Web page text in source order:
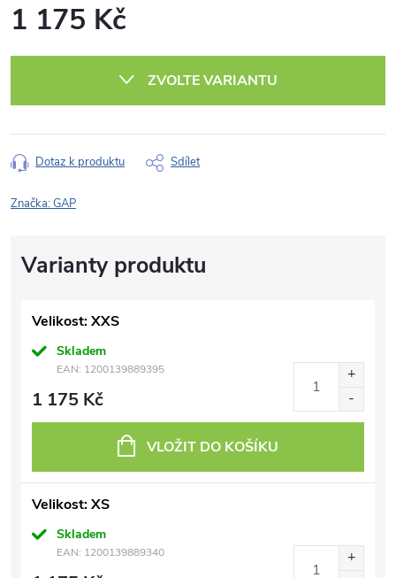
1 175 Kč
ZVOLTE VARIANTU
Dotaz k produktu Sdílet
Značka:GAP
Velikost: XXS
Skladem
EAN: 1200139889395
1 175 Kč
VLOŽIT DO KOŠÍKU
Velikost: XS
Skladem
EAN: 1200139889340